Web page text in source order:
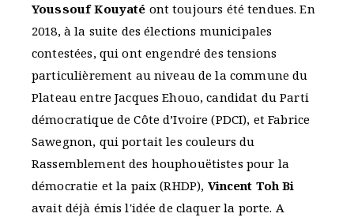
Youssouf Kouyaté ont toujours été tendues. En
2018, à la suite des élections municipales
contestées, qui ont engendré des tensions
particulièrement au niveau de la commune du
Plateau entre Jacques Ehouo, candidat du Parti
démocratique de Côte d’Ivoire (PDCI), et Fabrice
Sawegnon, qui portait les couleurs du
Rassemblement des houphouëtistes pour la
démocratie et la paix (RHDP), Vincent Toh Bi
avait déjà émis l'idée de claquer la porte. A